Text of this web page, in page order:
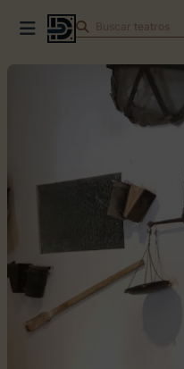
Buscar teatros